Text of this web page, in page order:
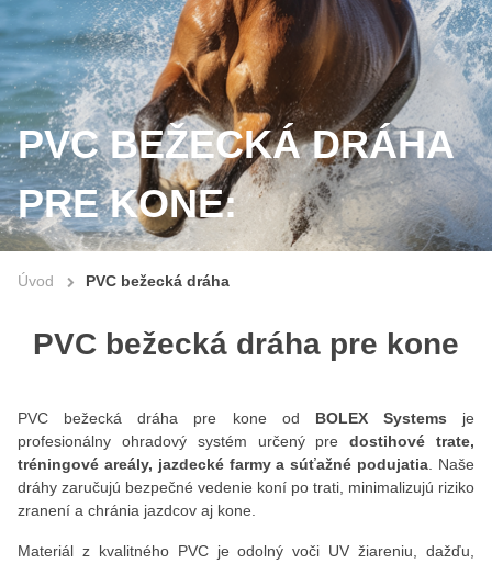
PVC BEŽECKÁ DRÁHA
PRE KONE:
Úvod PVC bežecká dráha
PVC bežecká dráha pre kone
PVC bežecká dráha pre kone od BOLEX Systems je
profesionálny ohradový systém určený predostihové trate,
tréningové areály, jazdecké farmy a súťažné podujatia . Naše
dráhy zaručujú bezpečné vedenie koní po trati, minimalizujú riziko
zranení a chránia jazdcov aj kone.
Materiál z kvalitného PVC je odolný voči UV žiareniu, dažďu,